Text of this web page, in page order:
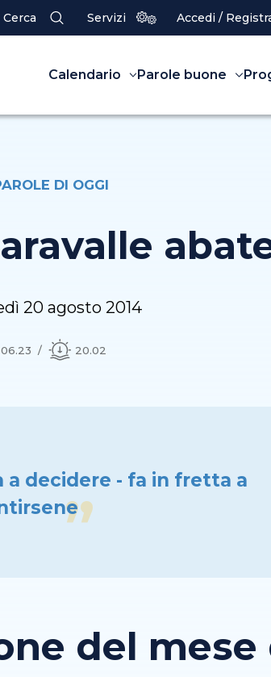
Cerca Servizi Accedi /
Calendario Parole buone
DI OGGI
20 agosto 2014
06.23 20.02
a decidere - fa in fretta a
del mese